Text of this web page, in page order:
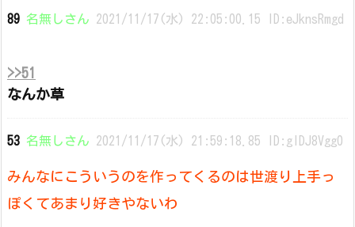
89 名無しさん 2021/11/17(水) 22:05:00.15 ID:eJknsRmgd
>>51
なんか草
53 名無しさん 2021/11/17(水) 21:59:18.85 ID:gIDJ8Vgg0
みんなにこういうのを作ってくるのは世渡り上手っ
ぽくてあまり好きやないわ